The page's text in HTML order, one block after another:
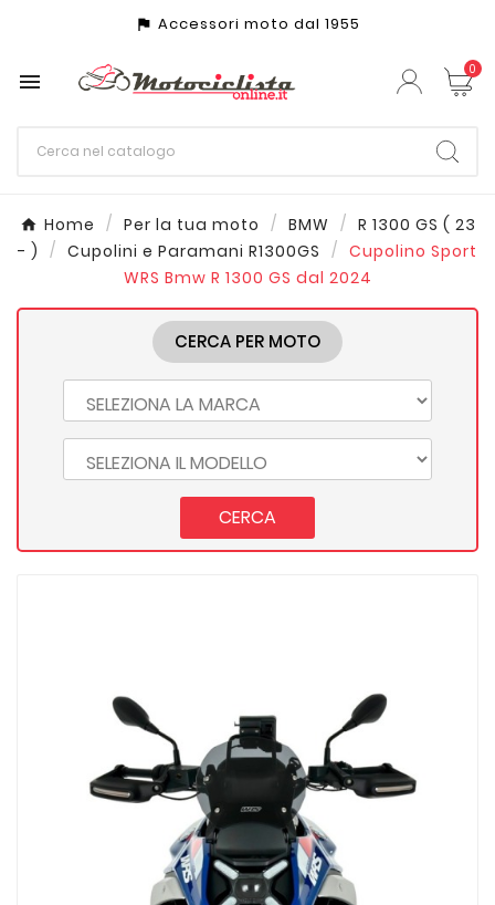
assistant_photo Accessori moto dal 1955
 0
Home Per la tua moto BMW
R 1300 GS ( 23
- )
Cupolini e Paramani R1300GS
Cupolino Sport
WRS Bmw R 1300 GS dal 2024
CERCA PER MOTO
CERCA